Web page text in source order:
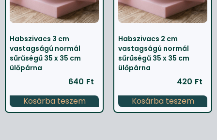
Habszivacs 3 cm
vastagságú normál
sűrűségű 35 x 35 cm
ülőpárna
640 Ft
Kosárba teszem
Habszivacs 2 cm
vastagságú normál
sűrűségű 35 x 35 cm
ülőpárna
420 Ft
Kosárba teszem